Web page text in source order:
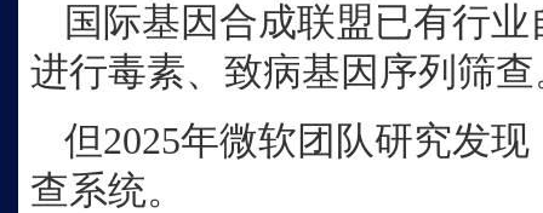
国际基因合成联盟已有行
进行毒素、致病基因序列筛查
但2025年微软团队研究发
查系统。